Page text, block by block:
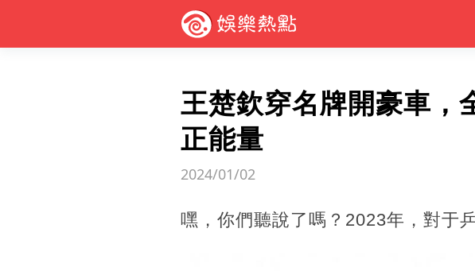
王楚欽穿名牌開豪車，
正能量
2024/01/02
嘿，你們聽說了嗎？2023年，對于